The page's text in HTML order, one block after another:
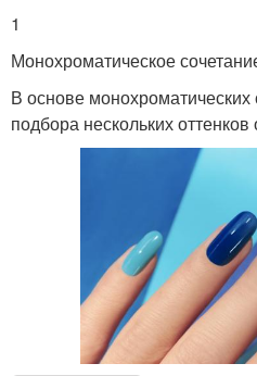
1
Монохроматическое
В основе
подбора нескольких